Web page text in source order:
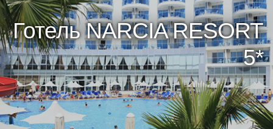
Готель NARCIA RESORT
5*